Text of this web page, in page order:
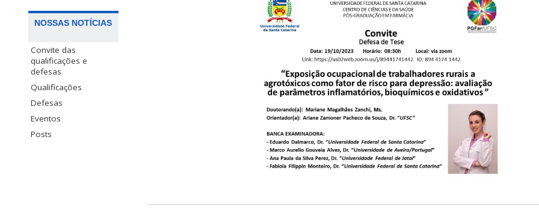
NOSSAS NOTÍCIAS
Convite das
qualificações e
defesas
Qualificações
Defesas
Eventos
Posts